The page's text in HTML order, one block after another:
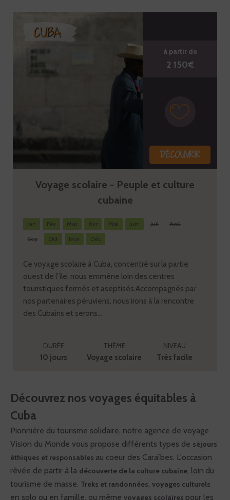
CUBA
à partir de
2 150€
DÉCOUVRIR
Voyage scolaire - Peuple et culture
cubaine
Jan Fév Mar Avr Mai Juin Juil
Aoû
Sep
Oct Nov Déc
Ce voyage scolaire à Cuba, concentré sur la partie
ouest de l’île, nous emmène loin des centres
touristiques fermés et aseptisés.Accompagnés par
nos partenaires péruviens, nous irons à la rencontre
des Cubains et serons...
DURÉE
10 jours
THÈME
Voyage scolaire
NIVEAU
Très facile
Découvrez nos voyages équitables à
Cuba
Pionnière du tourisme solidaire, notre agence de voyage
Vision du Monde vous propose différents types de séjours
éthiques et responsables au coeur des Caraïbes. L'occasion
rêvée de partir à la découverte de la culture cubaine, loin du
tourisme de masse. Treks et randonnées, voyages culturels
en solo ou en famille, ou même voyages scolaires pour les